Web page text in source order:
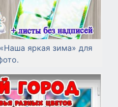
яркая зима» для